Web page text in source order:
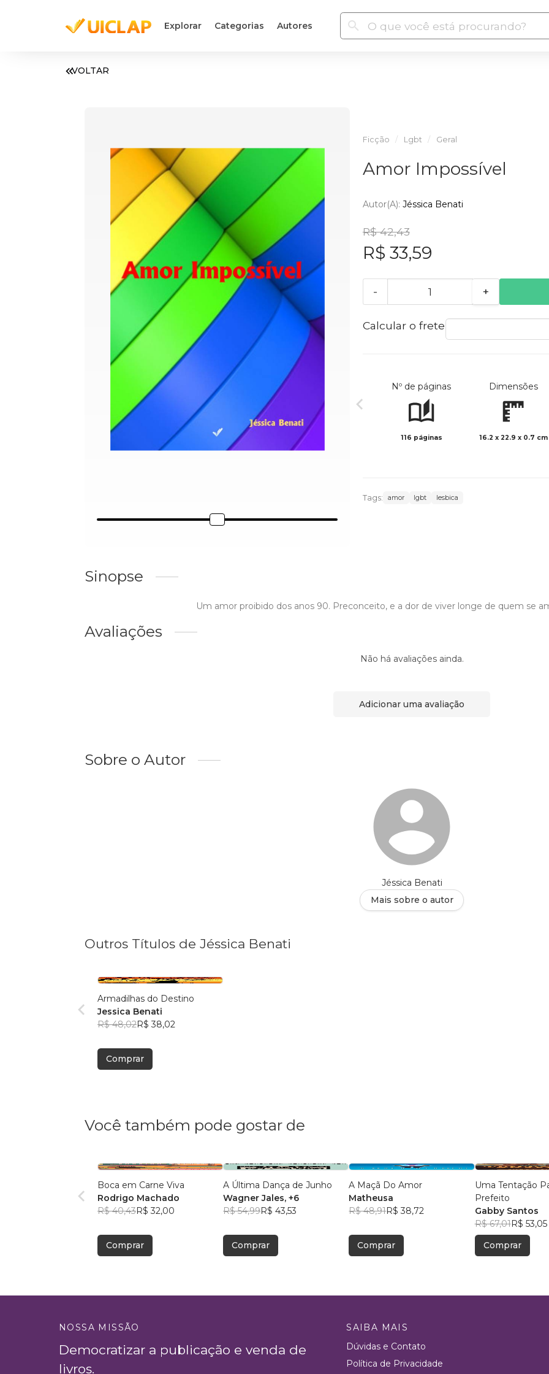
Explorar Categorias Autores
VOLTAR
Ficção Lgbt Geral
Amor Impossível
Autor(a): Jéssica Benati
R$ 42,43
R$ 33,59
- +
Calcular o frete
Nº de páginas
116 páginas
Dimensões
16.2 x 22.9 x 0.7 cm
Tags: amor lgbt lesbica
Sinopse
Um amor proibido dos anos 90. Preconceito, e a dor de viver longe de quem se
Avaliações
Não há avaliações ainda.
Adicionar uma avaliação
Sobre o Autor
Jéssica Benati
Mais sobre o autor
Outros Títulos de Jéssica Benati
Armadilhas do Destino
Jessica Benati
R$ 48,02R$ 38,02
Comprar
Você também pode gostar de
Boca em Carne Viva
Rodrigo Machado
R$ 40,43R$ 32,00
Comprar
A Última Dança de Junho
Wagner Jales, +6
R$ 54,99R$ 43,53
Comprar
A Maçã Do Amor
Matheusa
R$ 48,91R$ 38,72
Comprar
Uma Tentação
Prefeito
Gabby Santos
R$ 67,01R$ 53,05
Comprar
NOSSA MISSÃO
Democratizar a publicação e venda de
livros.
SAIBA MAIS
Dúvidas e Contato
Política de Privacidade